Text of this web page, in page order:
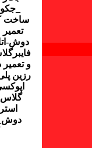
ساخت
دوش-
و
رزین